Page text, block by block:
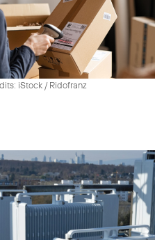
iStock / Ridofranz